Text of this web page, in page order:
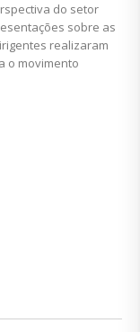
do setor
sobre as
realizaram
o movimento